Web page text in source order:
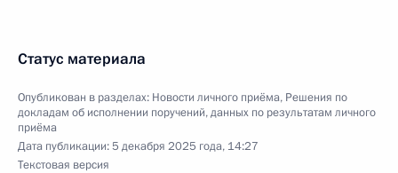
Статус материала
Опубликован в разделах: Новости личного приёма, Решения по
докладам об исполнении поручений, данных по результатам личного
приёма
Дата публикации:5 декабря 2025 года, 14:27
Текстовая версия